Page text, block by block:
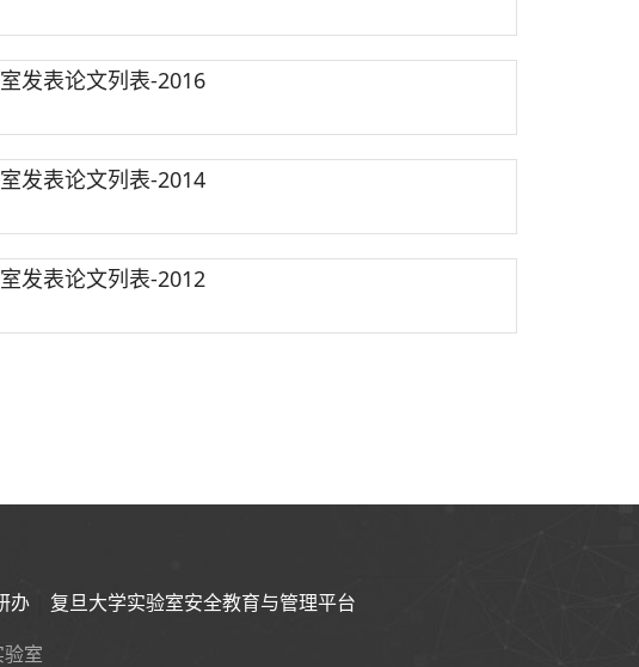
发表论文列表-2016
发表论文列表-2014
发表论文列表-2012
办| 复旦大学实验室安全教育与管理平台
室